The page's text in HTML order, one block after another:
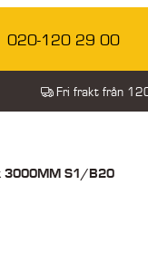
020-120 29 00
Fri frakt från
3000MM S1/B20